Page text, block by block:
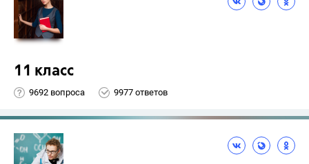
11 класс
9692 вопроса 9977 ответов